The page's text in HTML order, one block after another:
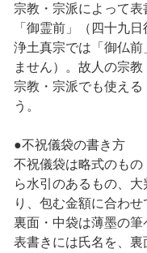
宗教・宗派によって
「御霊前」（四十九
浄土真宗では「御仏
ません）。故人の宗
宗教・宗派でも使え
う。
●不祝儀袋の書き方
不祝儀袋は略式のも
ら水引のあるもの、
り、包む金額に合わ
裏面・中袋は薄墨の筆
表書きには氏名を、